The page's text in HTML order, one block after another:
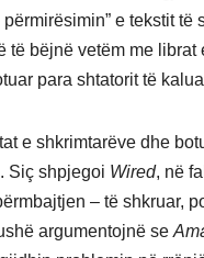
e tekstit
bëjnë vetëm me
para shtatorit të
e shkrimtarëve dhe
Siç shpjegoi Wired, në
– të shkruar,
argumentojnë se